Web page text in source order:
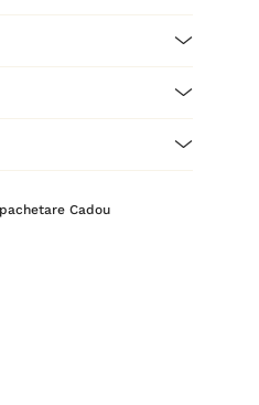
Cadou